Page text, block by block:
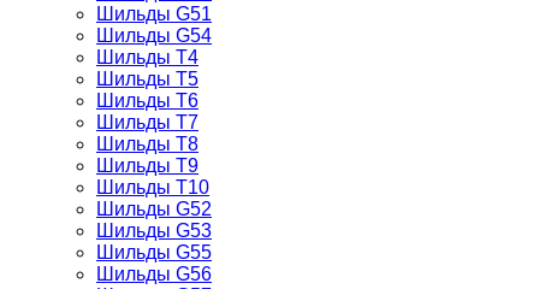
Шильды G51
Шильды G54
Шильды T4
Шильды T5
Шильды T6
Шильды T7
Шильды Т8
Шильды Т9
Шильды T10
Шильды G52
Шильды G53
Шильды G55
Шильды G56